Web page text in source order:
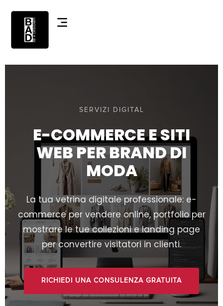
SERVIZI DIGITAL
E-COMMERCE E SITI
WEB PER BRAND DI
MODA
La tua vetrina digitale professionale: e-
commerce per vendere online, portfolio per
mostrare le tue collezioni e landing page
per convertire visitatori in clienti.
RICHIEDI UNA CONSULENZA GRATUITA